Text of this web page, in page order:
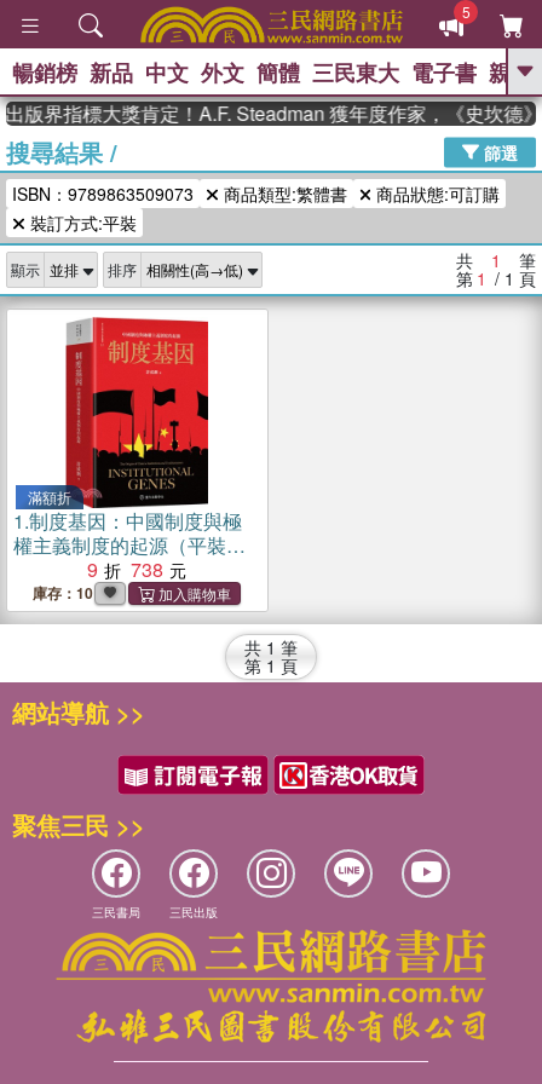
5
GO
The Odyssey 、
父親節 、 如果歷史是一群喵 、 暑期
推薦 、 國際布克獎 臺灣漫遊錄 、
孩：黎曼猜想 、 偉大的迷走神經
暢銷榜 新品 中文 外文 簡體 三民東大 電子書 親子
版界指標大獎肯定！A.F. Steadman 獲年度作家，《史坎德
搜尋結果/
篩選
ISBN：9789863509073
商品類型:繁體書
商品狀態:可訂購
裝訂方式:平裝
顯示 排序 共 1 筆
第 1 / 1 頁
滿額折
1.制度基因：中國制度與極
權主義制度的起源（平裝
9 738
庫存：10
共 1 筆
第 1 頁
網站導航 >>
聚焦三民 >>
三民書局 三民出版